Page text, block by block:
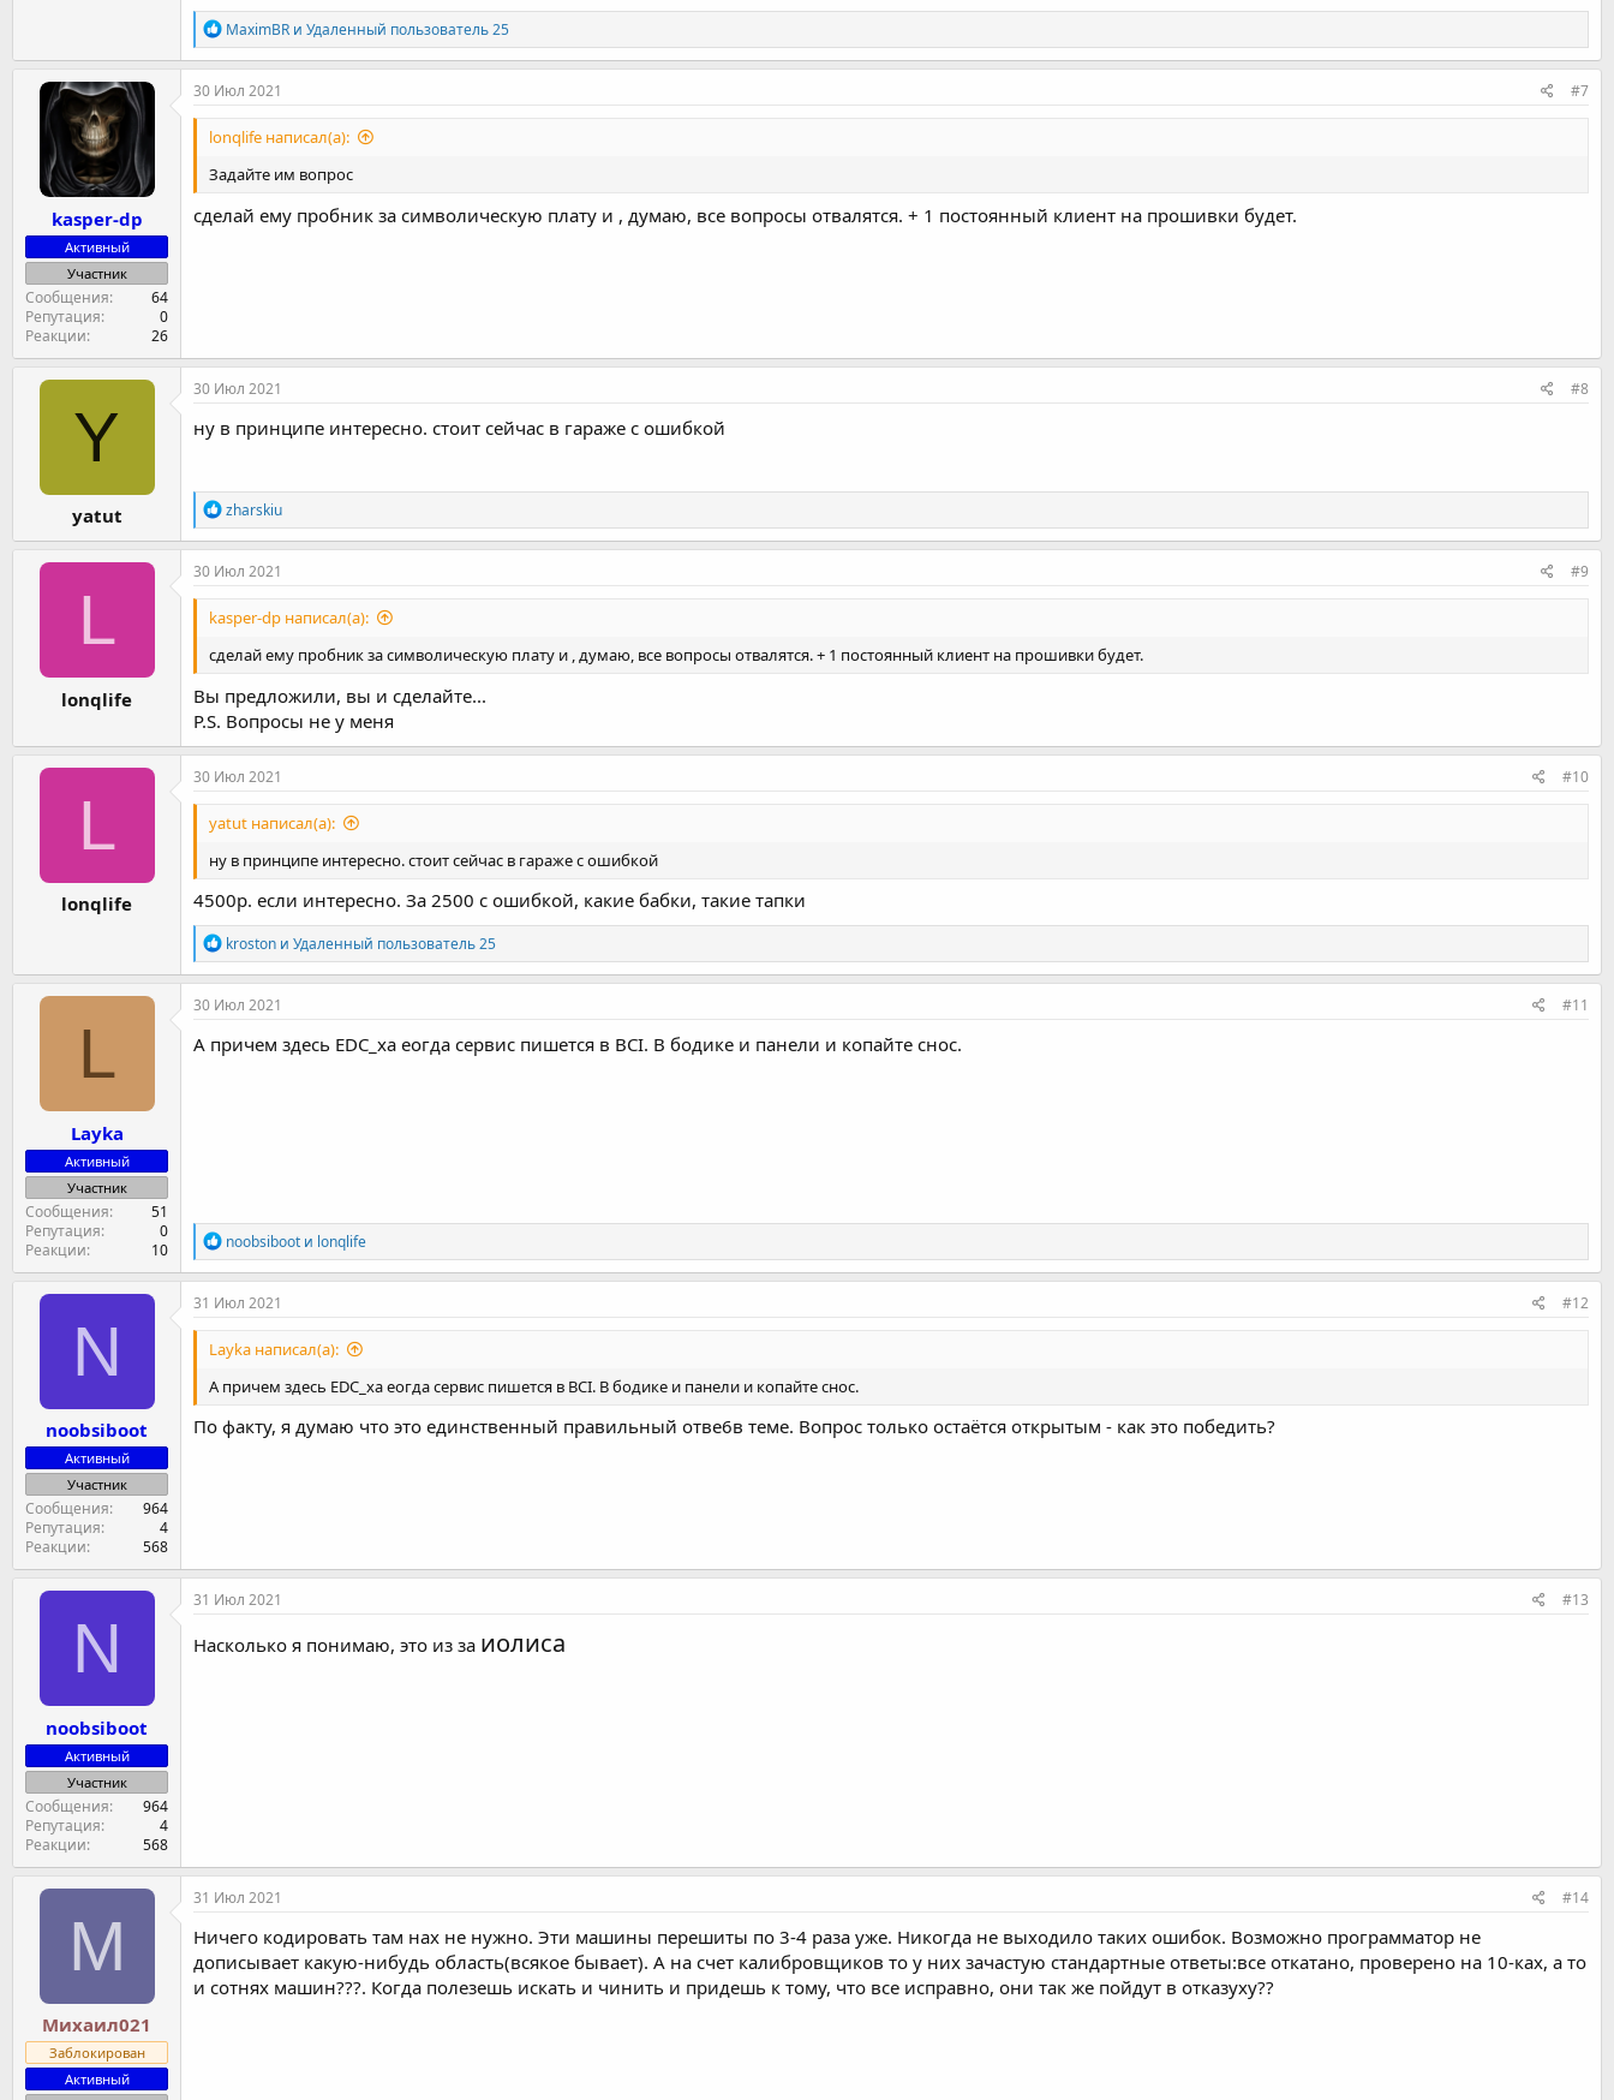
Р
е
а
к
и
MaximBR и Удаленный пользователь 25
kasper-dp
Активный
Участник
Сообщения
64
Репутация
0
Реакции
26
30 Июл 2021 #7
lonqlife написал(а):
Задайте им вопрос
сделай ему пробник за символическую плату и , думаю, все вопросы отвалятся. + 1 постоянный клиент на прошивки будет.
Y
yatut
30 Июл 2021 #8
ну в принципе интересно. стоит сейчас в гараже с ошибкой
Р
е
а
к
и
zharskiu
L
lonqlife
30 Июл 2021 #9
kasper-dp написал(а):
сделай ему пробник за символическую плату и , думаю, все вопросы отвалятся. + 1 постоянный клиент на прошивки будет.
Вы предложили, вы и сделайте...
P.S. Вопросы не у меня
L
lonqlife
30 Июл 2021 #10
yatut написал(а):
ну в принципе интересно. стоит сейчас в гараже с ошибкой
4500р. если интересно. За 2500 с ошибкой, какие бабки, такие тапки
Р
е
а
к
и
и
kroston и Удаленный пользователь 25
L
Layka
Активный
Участник
Сообщения
51
Репутация
0
Реакции
10
30 Июл 2021 #11
А причем здесь EDC_ха еогда сервис пишется в BCI. В бодике и панели и копайте снос.
Р
е
а
к
и
noobsiboot и lonqlife
N
noobsiboot
Активный
Участник
Сообщения
964
Репутация
4
Реакции
568
31 Июл 2021 #12
Layka написал(а):
А причем здесь EDC_ха еогда сервис пишется в BCI. В бодике и панели и копайте снос.
По факту, я думаю что это единственный правильный отве6в теме. Вопрос только остаётся открытым - как это победить?
N
noobsiboot
Активный
Участник
Сообщения
964
Репутация
4
Реакции
568
31 Июл 2021 #13
Насколько я понимаю, это из за иолиса
М
Михаил021
Заблокирован
Активный
31 Июл 2021 #14
Ничего кодировать там нах не нужно. Эти машины перешиты по 3-4 раза уже. Никогда не выходило таких ошибок. Возможно программатор не
дописывает какую-нибудь область(всякое бывает). А на счет калибровщиков то у них зачастую стандартные ответы:все откатано, проверено на 10-ках, а то
и сотнях машин???. Когда полезешь искать и чинить и придешь к тому, что все исправно, они так же пойдут в отказуху??